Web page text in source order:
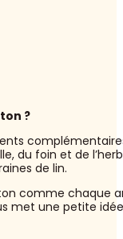
?
du foin et de
de lin.
comme chaque
met une petite